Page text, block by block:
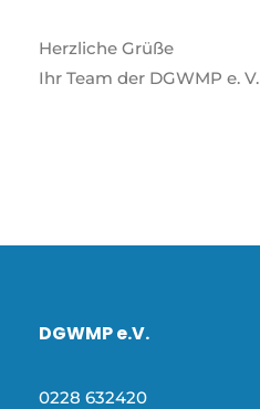
Herzliche Grüße
Ihr Team der DGWMP e. V.
DGWMP e.V.
0228 632420